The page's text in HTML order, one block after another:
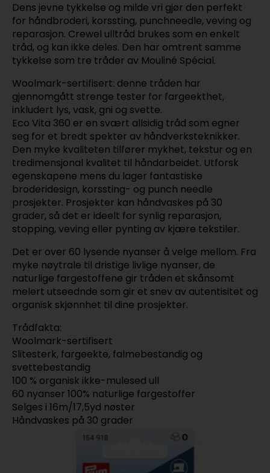
Dens jevne tykkelse og milde vri gjør den perfekt
for håndbroderi, korssting, punchneedle, veving og
reparasjon. Crewel ulltråd brukes som en enkelt
tråd, og kan ikke deles. Den har omtrent samme
tykkelse som tre tråder av Mouliné Spécial.
Woolmark-sertifisert: denne tråden har
gjennomgått strenge tester for fargeekthet,
inkludert lys, vask, gni og svette.
Eco Vita 360 er en svært allsidig tråd som egner
seg for et bredt spekter av håndverksteknikker.
Den myke kvaliteten tilfører mykhet, tekstur og en
tredimensjonal kvalitet til håndarbeidet. Utforsk
egenskapene mens du lager fantastiske
broderidesign, korssting- og punch needle
prosjekter. Prosjekter kan håndvaskes på 30
grader, så det er ideelt for synlig reparasjon,
stopping, veving eller pynting av kjære tekstiler.
Det er over 60 lysende nyanser å velge mellom. Fra
myke nøytrale til dristige livlige nyanser, de
naturlige fargestoffene gir tråden et skånsomt
melert utseednde som gir et snev av autentisitet og
organisk skjønnhet til dine prosjekter.
Trådfakta:
Woolmark-sertifisert
Slitesterk, fargeekte, falmebestandig og
svettebestandig
100 % organisk ikke-mulesed ull
60 nyanser 100% naturlige fargestoffer
Selges i 16m/17,5yd nøster
Håndvaskes på 30 grader